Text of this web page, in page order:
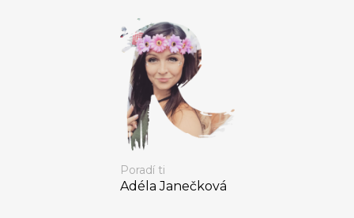
Poradí ti
Adéla Janečková